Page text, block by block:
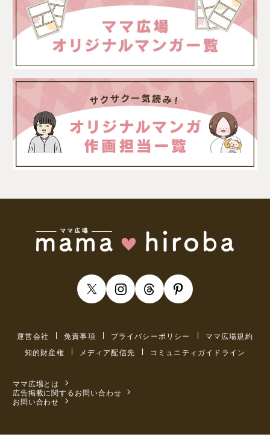
運営会社 免責事項 プライバシーポリシー
ママ広場規約
知的財産権
メディア配信先 コミュニティガイドライン
ママ広場とは
広告掲載に関するお問い合わせ
お問い合わせ